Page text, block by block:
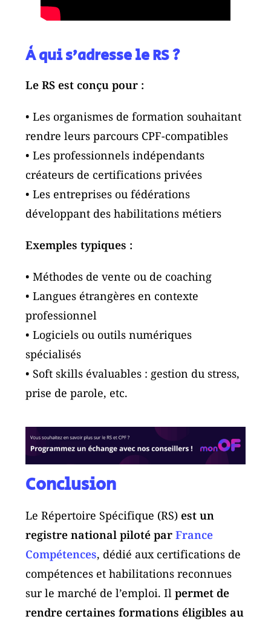
À qui s’adresse le RS ?
Le RS est conçu pour :
• Les organismes de formation souhaitant
rendre leurs parcours CPF-compatibles
• Les professionnels indépendants
créateurs de certifications privées
• Les entreprises ou fédérations
développant des habilitations métiers
Exemples typiques :
• Méthodes de vente ou de coaching
• Langues étrangères en contexte
professionnel
• Logiciels ou outils numériques
spécialisés
• Soft skills évaluables : gestion du stress,
prise de parole, etc.
Conclusion
Le Répertoire Spécifique (RS) est un
registre national piloté parFrance
Compétences, dédié aux certifications de
compétences et habilitations reconnues
sur le marché de l’emploi. Ilpermet de
rendre certaines formations éligibles au